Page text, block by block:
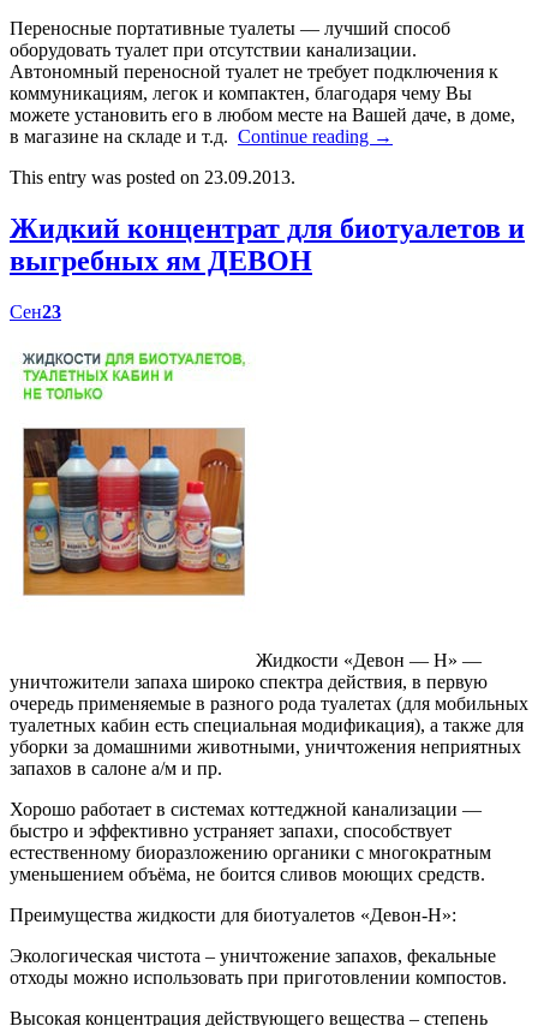
Переносные портативные туалеты — лучший способ
оборудовать туалет при отсутствии канализации.
Автономный переносной туалет не требует подключения к
коммуникациям, легок и компактен, благодаря чему Вы
можете установить его в любом месте на Вашей даче, в доме,
в магазине на складе и т.д. Continue reading →
This entry was posted on 23.09.2013.
Жидкий концентрат для биотуалетов и
выгребных ям ДЕВОН
Сен23
Жидкости «Девон — Н» —
уничтожители запаха широко спектра действия, в первую
очередь применяемые в разного рода туалетах (для мобильных
туалетных кабин есть специальная модификация), а также для
уборки за домашними животными, уничтожения неприятных
запахов в салоне а/м и пр.
Хорошо работает в системах коттеджной канализации —
быстро и эффективно устраняет запахи, способствует
естественному биоразложению органики с многократным
уменьшением объёма, не боится сливов моющих средств.
Преимущества жидкости для биотуалетов «Девон-Н»:
Экологическая чистота – уничтожение запахов, фекальные
отходы можно использовать при приготовлении компостов.
Высокая концентрация действующего вещества – степень